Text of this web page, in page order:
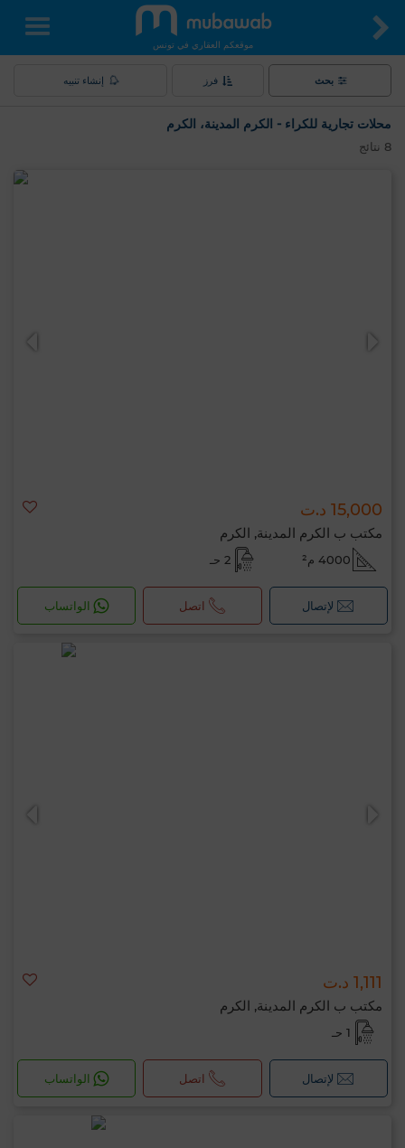
موقعكم العقاري في تونس
بحث فرز إنشاء تنبيه
محلات تجارية للكراء - الكرم المدينة، الكرم
8 نتائج
15,000 د.ت
مكتب ب الكرم المدينة, الكرم
4000 م² 2 حـ
لإتصال اتصل الواتساب
1,111 د.ت
مكتب ب الكرم المدينة, الكرم
1 حـ
لإتصال اتصل الواتساب